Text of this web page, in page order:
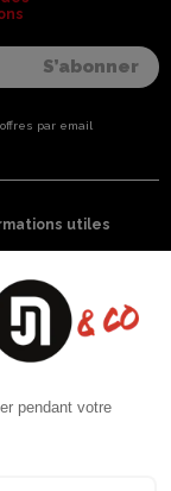
par email
utiles
satisfaction
sécurisé
Plan du site
Blog
A propos